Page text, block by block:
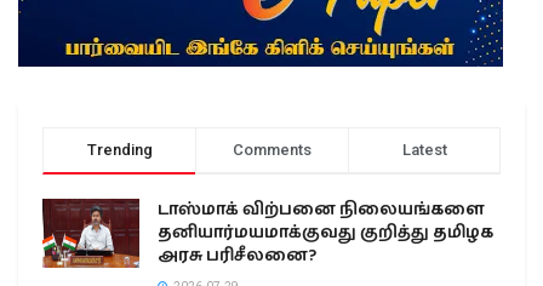
Trending Comments Latest
டாஸ்மாக் விற்பனை நிலையங்களை
தனியார்மயமாக்குவது குறித்து தமிழக
அரசு பரிசீலனை?